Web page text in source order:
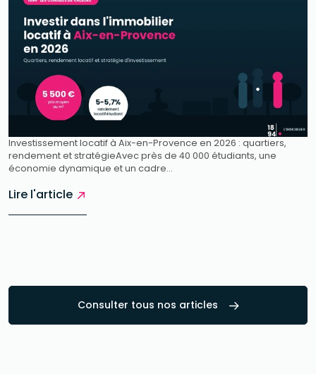
Investissement locatif à Aix-en-Provence en 2026 : quartiers,
rendement et stratégieAvec près de 40 000 étudiants, une
économie dynamique et un cadre...
Lire l'article
Consulter tous nos articles